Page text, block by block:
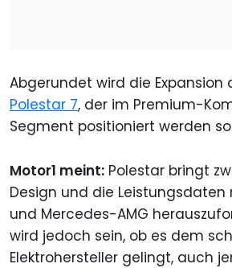
Abgerundet wird die Expansion
Polestar 7, der im Premium-
Segment positioniert werden
Motor1 meint: Polestar bringt
Design und die Leistungsdaten
und Mercedes-AMG
wird jedoch sein, ob es dem
Elektrohersteller gelingt, auch